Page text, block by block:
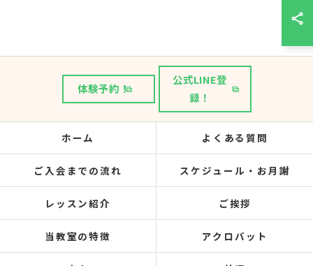
体験予約！
公式LINE登
録！
ホーム よくある質問
ご入会までの流れ スケジュール・お月謝
レッスン紹介 ご挨拶
当教室の特徴 アクロバット